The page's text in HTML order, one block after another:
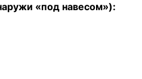
«под навесом»):